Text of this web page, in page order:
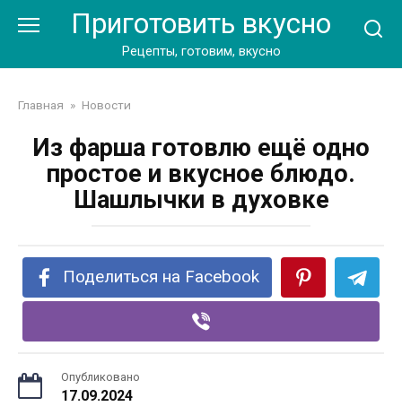
Приготовить вкусно
Рецепты, готовим, вкусно
Главная » Новости
Из фарша готовлю ещё одно
простое и вкусное блюдо.
Шашлычки в духовке
Поделиться на Facebook
Опубликовано
17.09.2024